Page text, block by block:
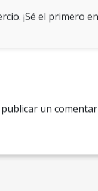
¡Sé el primero
un